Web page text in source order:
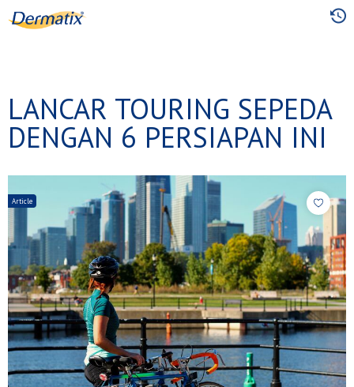
LANCAR TOURING SEPEDA
DENGAN 6 PERSIAPAN INI
Article